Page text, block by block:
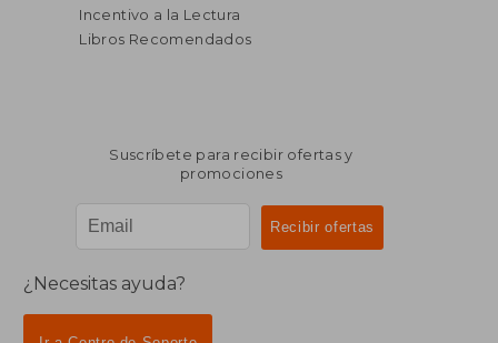
Incentivo a la Lectura
Libros Recomendados
Suscríbete para recibir ofertas y
promociones
¿Necesitas ayuda?